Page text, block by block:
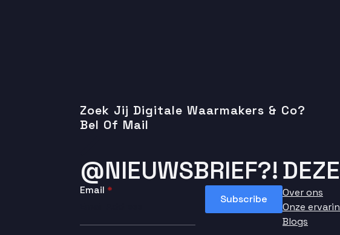
Zoek Jij Digitale Waarmakers & Co?
Bel Of Mail
@NIEUWSBRIEF?!
Email *
Subscribe
Over ons
Onze
Blogs